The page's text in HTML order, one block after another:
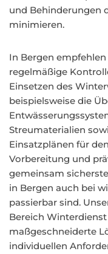
und Behinderungen
minimieren.
In Bergen
regelmäßige
Einsetzen des
beispielsweise die
Streumaterialien
Einsatzplänen für
Vorbereitung und
gemeinsam
in Bergen auch bei
passierbar sind.
Bereich
maßgeschneiderte
individuellen